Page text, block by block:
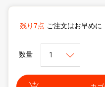
残り7点 ご注文はお早めに
数量